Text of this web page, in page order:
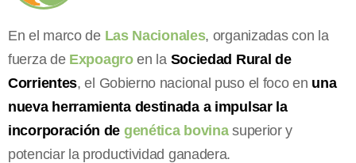
En el marco de Las Nacionales, organizadas con la
fuerza de Expoagroen la Sociedad Rural de
Corrientes, el Gobierno nacional puso el foco en una
nueva herramienta destinada a impulsar la
incorporación de genética bovinasuperior y
potenciar la productividad ganadera.